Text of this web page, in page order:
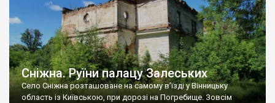
Сніжна. Руїни палацу Залеських
Село Сніжна розташоване на самому в’їзді у Вінницьку
область із Київською, при дорозі на Погребище. Зовсім